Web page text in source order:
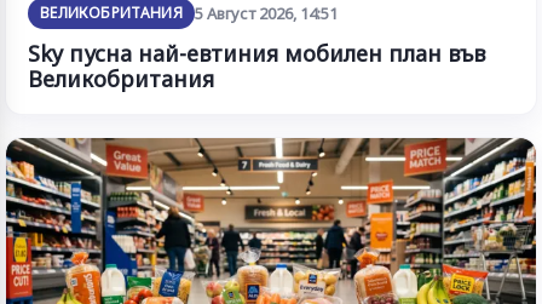
ВЕЛИКОБРИТАНИЯ 5 Август 2026, 14:51
Sky пусна най-евтиния мобилен план във
Великобритания